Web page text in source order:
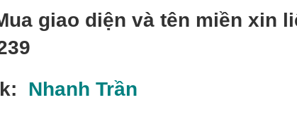
giao diện và tên miền xin
Nhanh Trần